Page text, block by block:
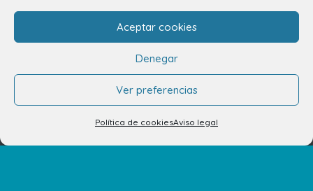
Aceptar cookies
Denegar
Ver preferencias
Política de cookiesAviso legal
©2026 Centro Comercial Atlántico.
Aviso legal